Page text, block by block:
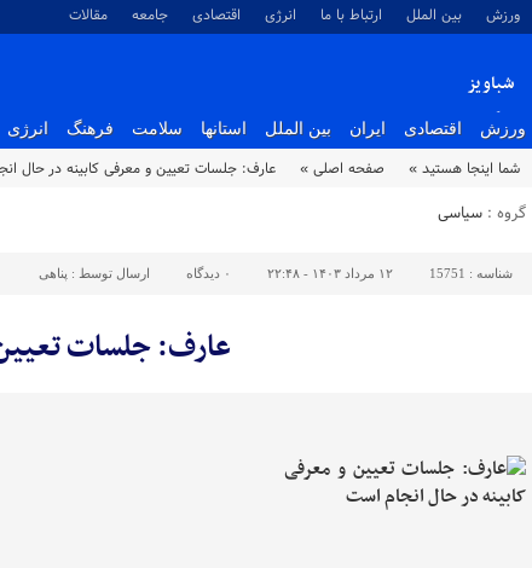
ورزش بین الملل ارتباط با ما انرژی اقتصادی جامعه مقالات
شباویز
پایگاه خبری شباویزورزش اقتصادی ایران بین الملل استانها سلامت فرهنگ انرژی
شما اینجا هستید » صفحه اصلی » عارف: جلسات تعیین و معرفی کابینه در حال
گروه : سیاسی
شناسه : 15751 ۱۲ مرداد ۱۴۰۳ - ۲۲:۴۸ ۰ دیدگاه ارسال توسط : پناهی
عارف: جلسات